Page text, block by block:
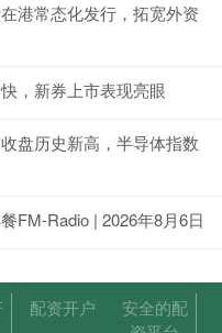
港常态化发行，拓宽外资
，新券上市表现亮眼
盘历史新高，半导体指数
FM-Radio | 2026年8月6日
配资开户
安全的配